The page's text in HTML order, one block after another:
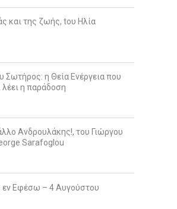
και της ζωής, tου Ηλία
η Θεία Ενέργεια που
λέει η παράδοση
Ανδρουλάκης!, του Γιώργου
Sarafoglou
εν Εφέσω – 4 Αυγούστου